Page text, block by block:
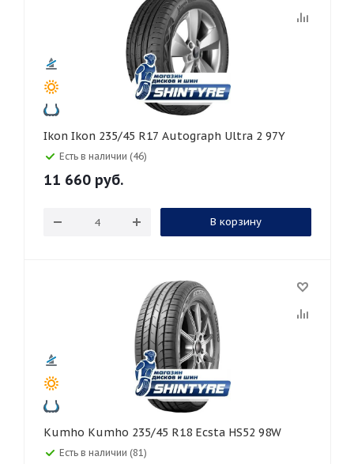
Ikon Ikon 235/45 R17 Autograph Ultra 2 97Y
Есть в наличии (46)
11 660 руб.
В корзину
Kumho Kumho 235/45 R18 Ecsta HS52 98W
Есть в наличии (81)